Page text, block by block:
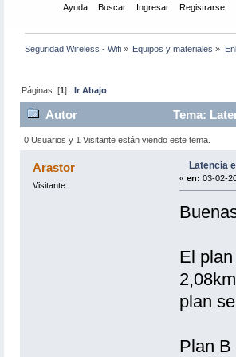
Ayuda Buscar Ingresar Registrarse
Seguridad Wireless - Wifi » Equipos y materiales »
Páginas: [1]Ir Abajo
Autor Tema:
0 Usuarios y 1 Visitante están viendo este tema.
Arastor
Visitante
Latencia
« en: 03-02-
El
plan
Plan B